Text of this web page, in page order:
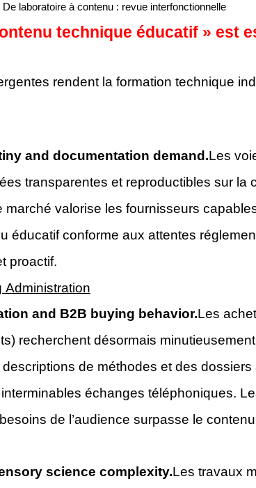
De laboratoire à contenu : revue interfonctionnelle
technique éducatif » est
rendent la formation technique
and documentation demand.Les
transparentes et reproductibles sur la
valorise les fournisseurs
éducatif conforme aux attentes
proactif.
Administration
and B2B buying behavior.Les
recherchent désormais
descriptions de méthodes et des
échanges téléphoniques.
de l’audience surpasse le
science complexity.Les travaux